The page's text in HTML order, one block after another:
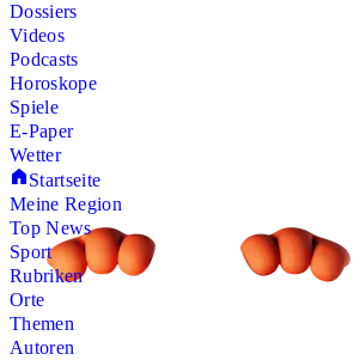
Dossiers
Videos
Podcasts
Horoskope
Spiele
E-Paper
Wetter
Startseite
Meine Region
Top News
Sport
Rubriken
Orte
Themen
Autoren